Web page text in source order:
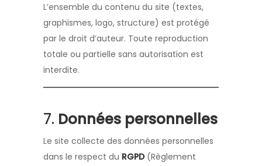
L’ensemble du contenu du site (textes,
graphismes, logo, structure) est protégé
par le droit d’auteur. Toute reproduction
totale ou partielle sans autorisation est
interdite.
7. Données personnelles
Le site collecte des données personnelles
dans le respect du RGPD(Règlement